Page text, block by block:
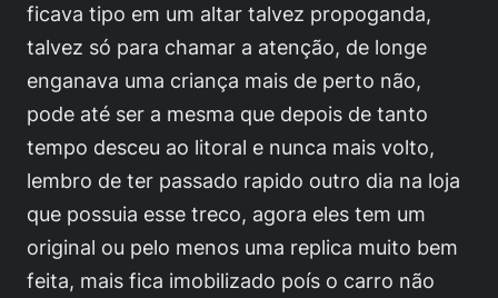
ficava tipo em um altar talvez propoganda,
talvez só para chamar a atenção, de longe
enganava uma criança mais de perto não,
pode até ser a mesma que depois de tanto
tempo desceu ao litoral e nunca mais volto,
lembro de ter passado rapido outro dia na loja
que possuia esse treco, agora eles tem um
original ou pelo menos uma replica muito bem
feita, mais fica imobilizado poís o carro não